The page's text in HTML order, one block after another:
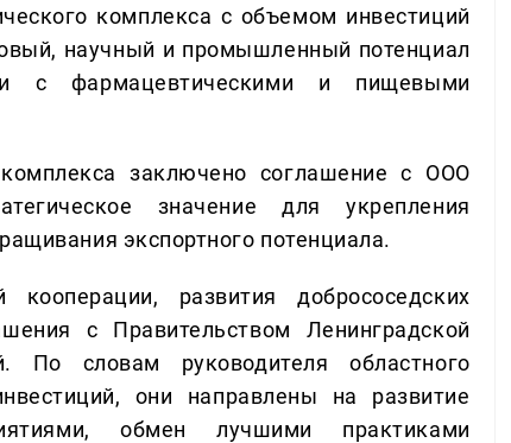
комплекса с объемом инвестиций
научный и промышленный потенциал
с фармацевтическими и пищевыми
заключено соглашение с ООО
значение для укрепления
экспортного потенциала.
развития добрососедских
с Правительством Ленинградской
По словам руководителя областного
они направлены на развитие
обмен лучшими практиками